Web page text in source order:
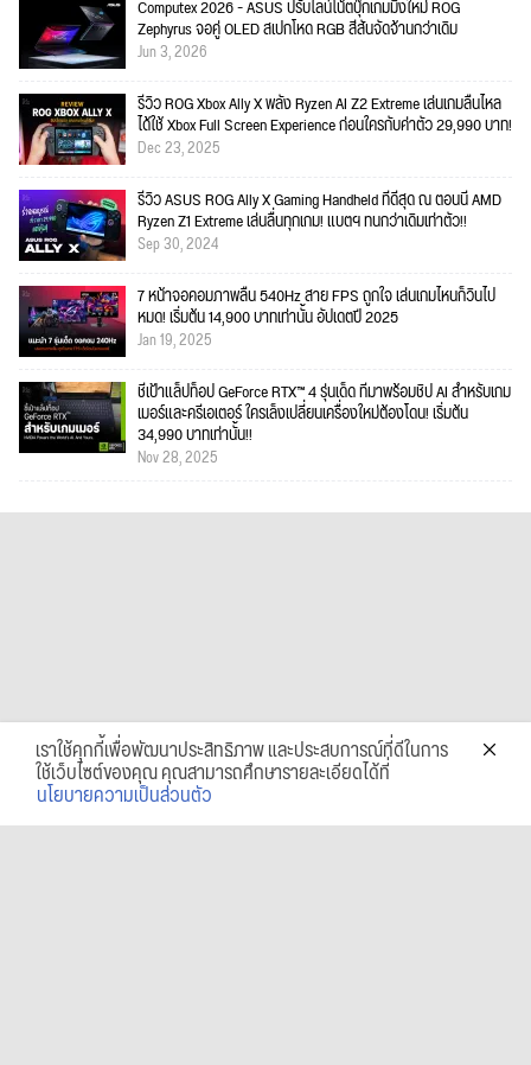
Computex 2026 - ASUS ปรับไลน์โน้ตบุ๊กเกมมิ่งใหม่ ROG
Zephyrus จอคู่ OLED สเปกโหด RGB สีสันจัดจ้านกว่าเดิม
Jun 3, 2026
รีวิว ROG Xbox Ally X พลัง Ryzen AI Z2 Extreme เล่นเกมลื่นไหล
ได้ใช้ Xbox Full Screen Experience ก่อนใครกับค่าตัว 29,990 บาท!
Dec 23, 2025
รีวิว ASUS ROG Ally X Gaming Handheld ที่ดีสุด ณ ตอนนี้ AMD
Ryzen Z1 Extreme เล่นลื่นทุกเกม! แบตฯ ทนกว่าเดิมเท่าตัว!!
Sep 30, 2024
7 หน้าจอคอมภาพลื่น 540Hz สาย FPS ถูกใจ เล่นเกมไหนก็วินไป
หมด! เริ่มต้น 14,900 บาทเท่านั้น อัปเดตปี 2025
Jan 19, 2025
ชี้เป้าแล็ปท็อป GeForce RTX™ 4 รุ่นเด็ด ที่มาพร้อมชิป AI สำหรับเกม
เมอร์และครีเอเตอร์ ใครเล็งเปลี่ยนเครื่องใหม่ต้องโดน! เริ่มต้น
34,990 บาทเท่านั้น!!
Nov 28, 2025
เราใช้คุกกี้เพื่อพัฒนาประสิทธิภาพ และประสบการณ์ที่ดีในการ
ใช้เว็บไซต์ของคุณ คุณสามารถศึกษารายละเอียดได้ที่
นโยบายความเป็นส่วนตัว